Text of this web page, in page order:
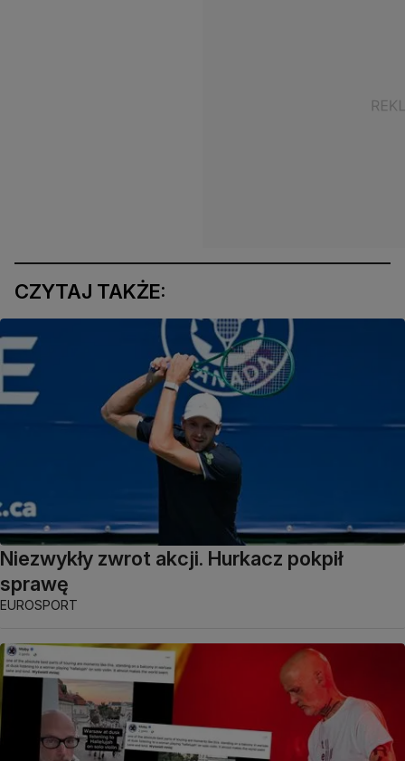
CZYTAJ TAKŻE:
Niezwykły zwrot akcji. Hurkacz pokpił
sprawę
EUROSPORT